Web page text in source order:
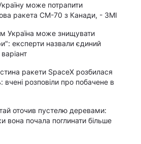
може потрапити
ракета CM-70 з Канади, - ЗМІ
Україна може знищувати
експерти назвали єдиний
ракети SpaceX розбилася
вчені розповіли про побачене в
оточив пустелю деревами:
вона почала поглинати більше